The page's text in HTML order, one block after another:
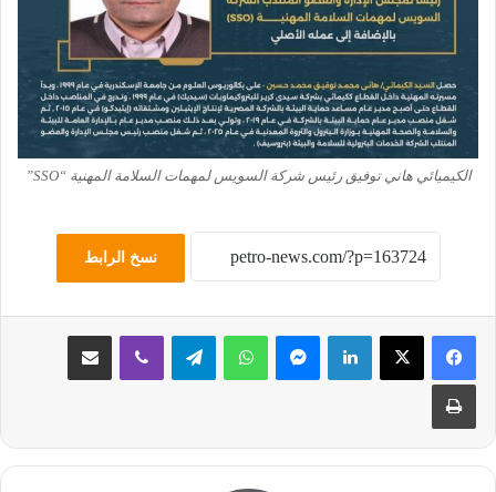
الكيميائي هاني توفيق رئيس شركة السويس لمهمات السلامة المهنية “SSO”
نسخ الرابط
لينكدإن ماسنجر واتساب تيلقرام ڤايبر مشاركة عبر البريد
طباعة